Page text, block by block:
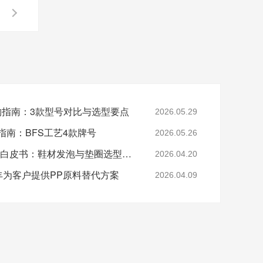
南：3款型号对比与选型要点 2026.05.29
南：BFS工艺4款牌号 2026.05.26
2026年EVA 7350M采购白皮书：鞋材发泡与垫圈选型指南 2026.04.20
客户提供PP原料替代方案 2026.04.09